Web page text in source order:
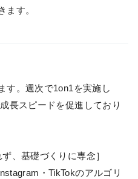
ます。
す。週次で1on1を実施し
長スピードを促進しており
、基礎づくりに専念］
・TikTokのアルゴリ